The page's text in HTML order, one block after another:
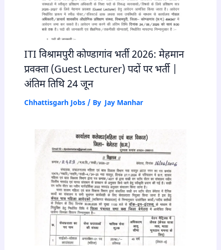
ITI विश्रामपुरी कोण्डागांव भर्ती 2026: मेहमान
प्रवक्ता (Guest Lecturer) पदों पर भर्ती |
अंतिम तिथि 24 जून
Chhattisgarh Jobs/ By Jay Manhar